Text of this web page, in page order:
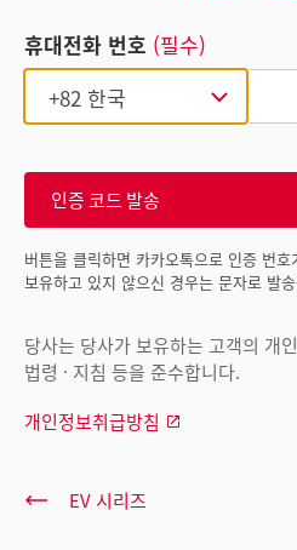
휴대전화 번호 (필수)
인증 코드 발송
버튼을 클릭하면 카카오톡으로 인증 번
보유하고 있지 않으신 경우는 문자로 발
당사는 당사가 보유하는 고객의 개
법령 · 지침 등을 준수합니다.
개인정보취급방침
EV 시리즈